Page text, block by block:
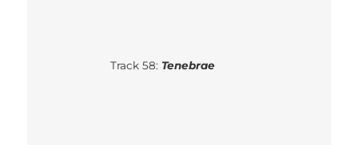
Track 58: Tenebrae